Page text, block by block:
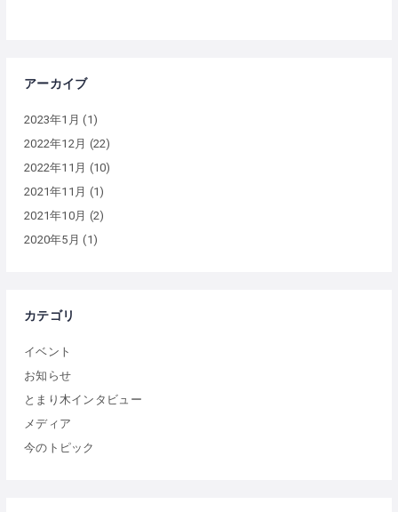
アーカイブ
2023年1月 (1)
2022年12月 (22)
2022年11月 (10)
2021年11月 (1)
2021年10月 (2)
2020年5月 (1)
カテゴリ
イベント
お知らせ
とまり木インタビュー
メディア
今のトピック